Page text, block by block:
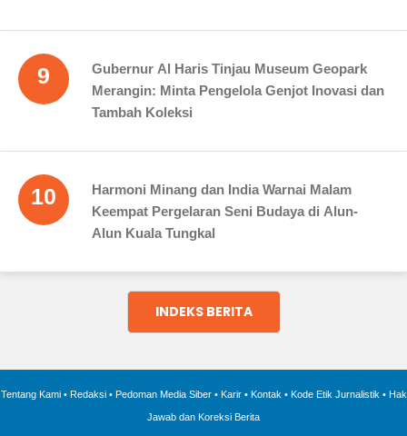
9
Gubernur Al Haris Tinjau Museum Geopark
Merangin: Minta Pengelola Genjot Inovasi dan
Tambah Koleksi
10
Harmoni Minang dan India Warnai Malam
Keempat Pergelaran Seni Budaya di Alun-
Alun Kuala Tungkal
INDEKS BERITA
Tentang Kami• Redaksi• Pedoman Media Siber• Karir• Kontak • Kode Etik Jurnalistik • Hak
Jawab dan Koreksi Berita